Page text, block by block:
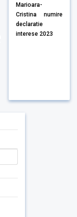
Marioara-
Cristina numire
declaratie
interese 2023